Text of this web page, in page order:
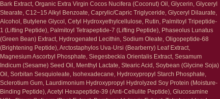
Bark Extract, Organic Extra Virgin Cocos Nucifera (Coconut) Oil, Glycerin, Glyceryl
Stearate, C12−15 Alkyl Benzoate, Caprylic/Capric Triglyceride, Glyceryl Dilaurate,
Alcohol, Butylene Glycol, Cetyl Hydroxyethylcellulose, Rutin, Palmitoyl Tripeptide-
1 (Lifting Peptide), Palmitoyl Tetrapeptide-7 (Lifting Peptide), Phaseolus Lunatus
(Green Bean) Extract, Hydrogenated Lecithin, Sodium Oleate, Oligopeptide-68
(Brightening Peptide), Arctostaphylos Uva-Ursi (Bearberry) Leaf Extract,
Magnesium Ascorbyl Phosphate, Siegesbeckia Orientalis Extract, Sesamum
Indicum (Sesame) Seed Oil, Menthyl Lactate, Stearic Acid, Soybean (Glycine Soja)
Oil, Sorbitan Sesquioleate, Isohexadecane, Hydroxypropyl Starch Phosphate,
Sclerotium Gum, Laurdimonium Hydroxypropyl Hydrolyzed Soy Protein (Moisture-
Binding Peptide), Acetyl Hexapeptide-39 (Anti-Cellulite Peptide), Glucosamine
Тело
Проблемы
Кремы
Лосьоны
Очищение
Шея и зона декольте
Пилинги/масла
Уход за руками
Уход за ногами
Средства для ванны
Лицо
Проблемы
Очищение
Увлажнение/питание
Сыворотки/ эссенции
Ретинол
Защита от солнца
Тонизация
Восстановление
Маски и патчи